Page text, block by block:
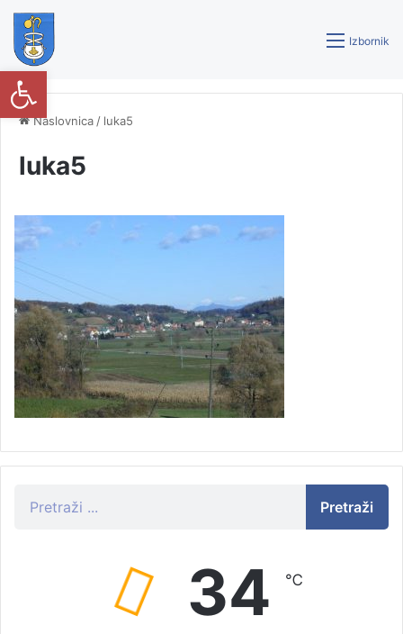
Izbornik
Naslovnica / luka5
luka5
Pretraži
34 ℃
Open toolbar